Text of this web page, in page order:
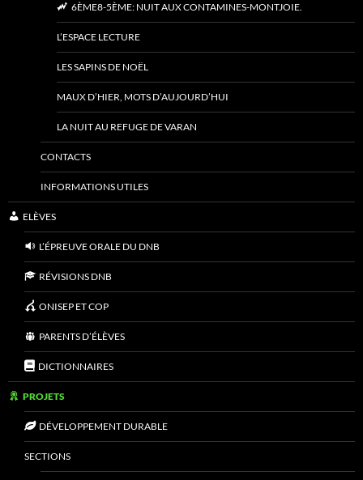
6ÈME8-5ÈME: NUIT AUX CONTAMINES-MONTJOIE.
L’ESPACE LECTURE
LES SAPINS DE NOËL
MAUX D’HIER, MOTS D’AUJOURD’HUI
LA NUIT AU REFUGE DE VARAN
CONTACTS
INFORMATIONS UTILES
ELÈVES
L’ÉPREUVE ORALE DU DNB
RÉVISIONS DNB
ONISEP ET COP
PARENTS D’ÉLÈVES
DICTIONNAIRES
PROJETS
DÉVELOPPEMENT DURABLE
SECTIONS